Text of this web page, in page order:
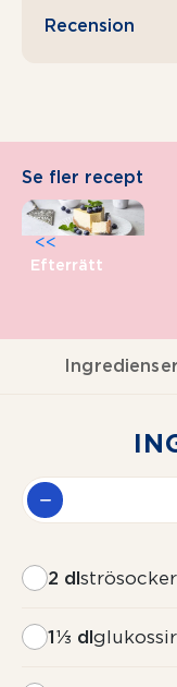
Recension
Se fler recept
Efterrätt
<<
Ingredienser
2 dlströsocker
1⅓ dl